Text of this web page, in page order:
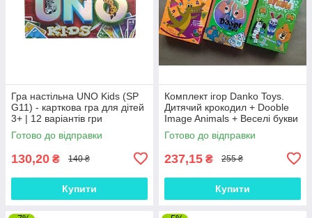
Гра настільна UNO Kids (SP
G11) - карткова гра для дітей
3+ | 12 варіантів гри
Готово до відправки
130,20 ₴ 140 ₴
Купити
Комплект ігор Danko Toys.
Дитячий крокодил + Dooble
Image Animals + Веселі букви
(Укр)
Готово до відправки
237,15 ₴ 255 ₴
Купити